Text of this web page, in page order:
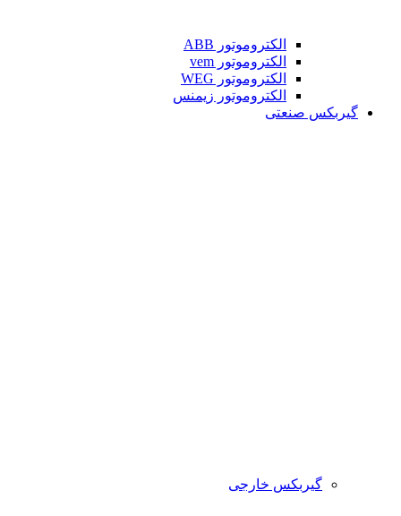
الکتروموتور ABB
الکتروموتور vem
الکتروموتور WEG
الکتروموتور زیمنس
گیربکس صنعتی
گیربکس خارجی